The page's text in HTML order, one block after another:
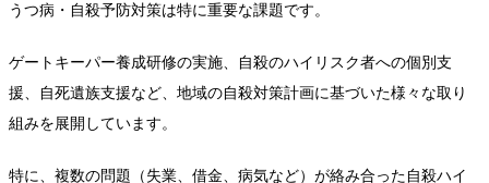
うつ病・自殺予防対策は特に重要な課題です。
ゲートキーパー養成研修の実施、自殺のハイリスク者への個別支
援、自死遺族支援など、地域の自殺対策計画に基づいた様々な取り
組みを展開しています。
特に、複数の問題（失業、借金、病気など）が絡み合った自殺ハイ